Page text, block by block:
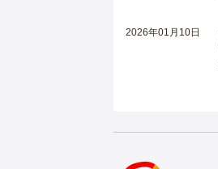
2026年01月10日